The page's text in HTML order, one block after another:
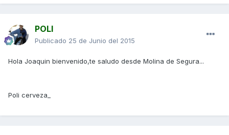
POLI
Publicado 25 de Junio del 2015
Hola Joaquin bienvenido,te saludo desde Molina de Segura...
Poli cerveza_